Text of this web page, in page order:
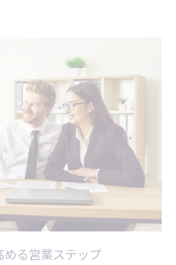
る営業ステップ